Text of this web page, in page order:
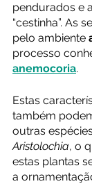
pendurados e
“cestinha”. As
pelo ambiente
processo
anemocoria.
Estas
também
outras
Aristolochia, o
estas plantas
a